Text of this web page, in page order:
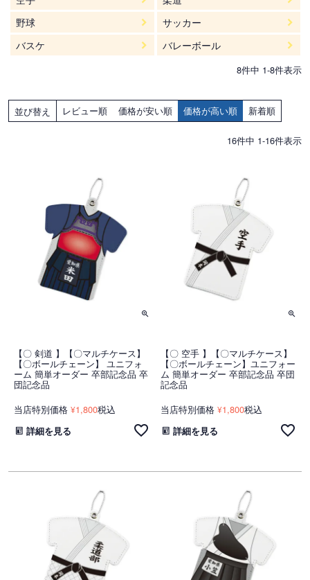
野球
サッカー
バスケ
バレーボール
8件中 1-8件表示
並び替え レビュー順 価格が安い順 価格が高い順 新着順
16件中 1-16件表示
【〇 剣道 】【〇マルチケース】
【〇ボールチェーン】 ユニフォ
ーム 簡単オーダー 卒部記念品 卒
団記念品
当店特別価格 ¥1,800税込
詳細を見る
【〇 空手 】【〇マルチケース】
【〇ボールチェーン】ユニフォー
ム 簡単オーダー 卒部記念品 卒団
記念品
当店特別価格 ¥1,800税込
詳細を見る